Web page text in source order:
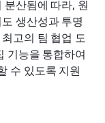
산됨에 따라, 원
생산성과 투명
고의 팀 협업 도
기능을 통합하여
수 있도록 지원